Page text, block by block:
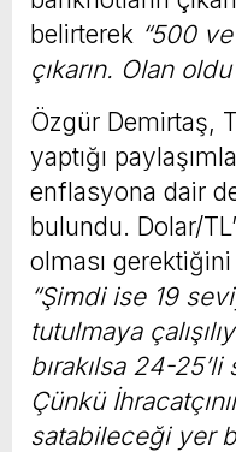
belirterek “500
çıkarın. Olan
Özgür Demirtaş,
yaptığı
enflasyona dair
bulundu. Dolar/
olması
“Şimdi ise 19
tutulmaya
bırakılsa 24-
Çünkü
satabileceği yer